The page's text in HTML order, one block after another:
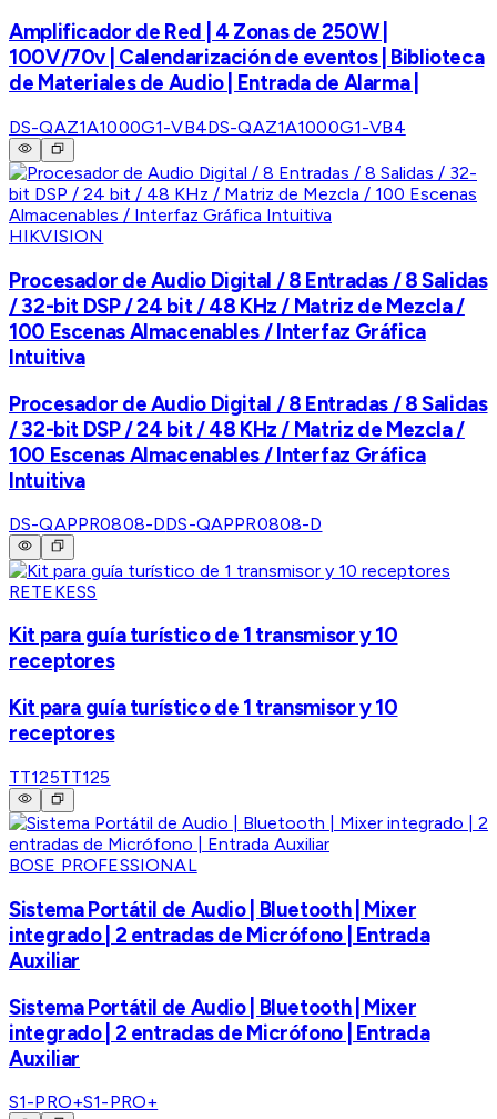
Amplificador de Red | 4 Zonas de 250W |
100V/70v | Calendarización de eventos | Biblioteca
de Materiales de Audio | Entrada de Alarma |
DS-QAZ1A1000G1-VB4DS-QAZ1A1000G1-VB4
HIKVISION
Procesador de Audio Digital / 8 Entradas / 8 Salidas
/ 32-bit DSP / 24 bit / 48 KHz / Matriz de Mezcla /
100 Escenas Almacenables / Interfaz Gráfica
Intuitiva
Procesador de Audio Digital / 8 Entradas / 8 Salidas
/ 32-bit DSP / 24 bit / 48 KHz / Matriz de Mezcla /
100 Escenas Almacenables / Interfaz Gráfica
Intuitiva
DS-QAPPR0808-DDS-QAPPR0808-D
RETEKESS
Kit para guía turístico de 1 transmisor y 10
receptores
Kit para guía turístico de 1 transmisor y 10
receptores
TT125TT125
BOSE PROFESSIONAL
Sistema Portátil de Audio | Bluetooth | Mixer
integrado | 2 entradas de Micrófono | Entrada
Auxiliar
Sistema Portátil de Audio | Bluetooth | Mixer
integrado | 2 entradas de Micrófono | Entrada
Auxiliar
S1-PRO+S1-PRO+